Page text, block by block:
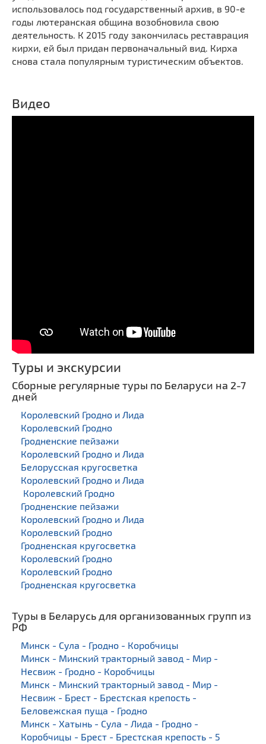
Кирхи
Кладбище
Культурные центры
Театры
использовалось под государственный архив, в 90-е
годы лютеранская община возобновила свою
деятельность. К 2015 году закончилась реставрация
кирхи, ей был придан первоначальный вид. Кирха
снова стала популярным туристическим объектов.
Видео
Туры и экскурсии
Сборные регулярные туры по Беларуси на 2-7
дней
Королевский Гродно и Лида
Королевский Гродно
Гродненские пейзажи
Королевский Гродно и Лида
Белорусская кругосветка
Королевский Гродно и Лида
Королевский Гродно
Гродненские пейзажи
Королевский Гродно и Лида
Королевский Гродно
Гродненская кругосветка
Королевский Гродно
Королевский Гродно
Гродненская кругосветка
Туры в Беларусь для организованных групп из
РФ
Минск - Сула - Гродно - Коробчицы
Минск - Минский тракторный завод - Мир -
Несвиж - Гродно - Коробчицы
Минск - Минский тракторный завод - Мир -
Несвиж - Брест - Брестская крепость -
Беловежская пуща - Гродно
Минск - Хатынь - Сула - Лида - Гродно -
Коробчицы - Брест - Брестская крепость - 5